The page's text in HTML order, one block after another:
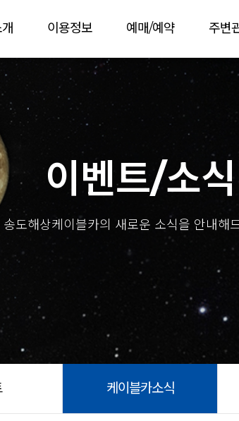
이용정보 예매/예약 주변
이벤트/소식
송도해상케이블카의 새로운 소식을 안내해
케이블카소식